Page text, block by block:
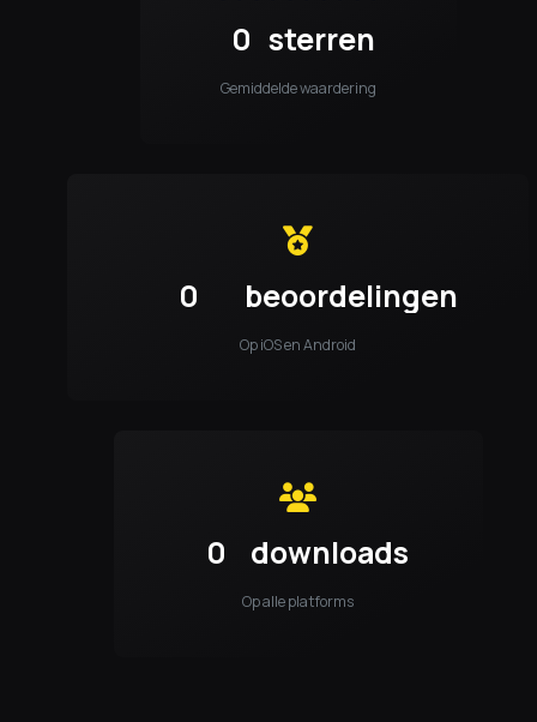
0 sterren
Gemiddelde waardering
0 beoordelingen
Op iOS en Android
0 downloads
Op alle platforms